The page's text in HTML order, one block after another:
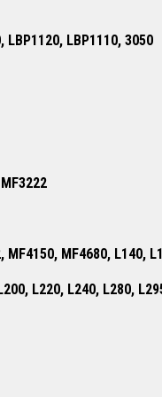
LBP1120, LBP1110, 3050
MF4680, L140,
L220, L240, L280,